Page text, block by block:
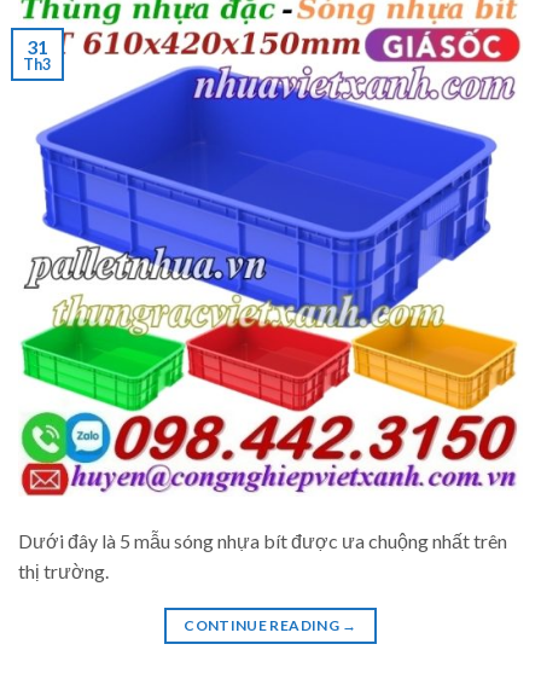
31
Th3
Dưới đây là 5 mẫu sóng nhựa bít được ưa chuộng nhất trên
thị trường.
CONTINUE READING →